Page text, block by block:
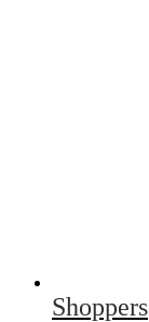
Shoppers